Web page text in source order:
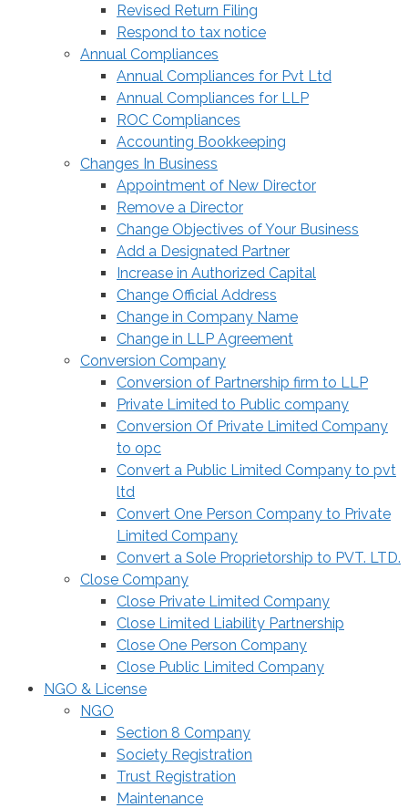
Revised Return Filing
Respond to tax notice
Annual Compliances
Annual Compliances for Pvt Ltd
Annual Compliances for LLP
ROC Compliances
Accounting Bookkeeping
Changes In Business
Appointment of New Director
Remove a Director
Change Objectives of Your Business
Add a Designated Partner
Increase in Authorized Capital
Change Official Address
Change in Company Name
Change in LLP Agreement
Conversion Company
Conversion of Partnership firm to LLP
Private Limited to Public company
Conversion Of Private Limited Company
to opc
Convert a Public Limited Company to pvt
ltd
Convert One Person Company to Private
Limited Company
Convert a Sole Proprietorship to PVT. LTD.
Close Company
Close Private Limited Company
Close Limited Liability Partnership
Close One Person Company
Close Public Limited Company
NGO & License
NGO
Section 8 Company
Society Registration
Trust Registration
Maintenance